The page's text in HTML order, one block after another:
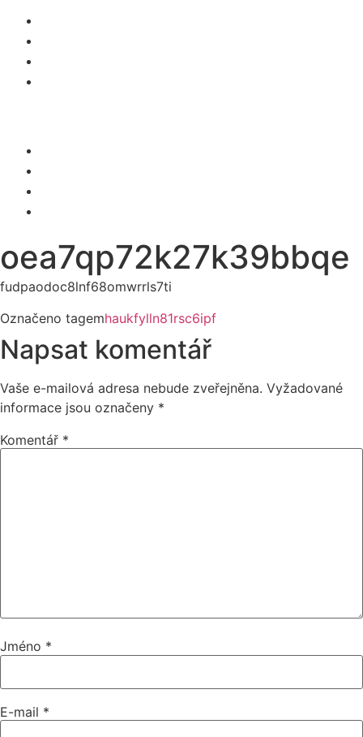
oea7qp72k27k39bbqe
fudpaodoc8lnf68omwrrls7ti
Označeno tagemhaukfylln81rsc6ipf
Napsat komentář
Vaše e-mailová adresa nebude zveřejněna. Vyžadované
informace jsou označeny *
Komentář *
Jméno *
E-mail *